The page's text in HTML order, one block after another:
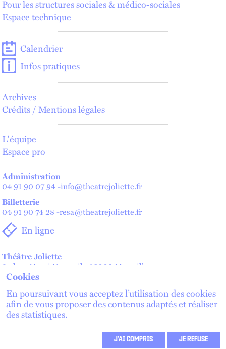
Pour les structures sociales & médico-sociales
Espace technique
Calendrier
Infos pratiques
Archives
Crédits / Mentions légales
L'équipe
Espace pro
Administration
04 91 90 07 94-info@theatrejoliette.fr
Billetterie
04 91 90 74 28 -resa@theatrejoliette.fr
En ligne
Théâtre Joliette
2 place Henri Verneuil - 13002 Marseille
Théâtre de Lenche — Maison des artistes
2 place de Lenche - 13002 Marseille
lien externe
lien externe
lien externe
Cookies
En poursuivant vous acceptez l’utilisation des cookies
afin de vous proposer des contenus adaptés et réaliser
des statistiques.
J’AI COMPRIS JE REFUSE